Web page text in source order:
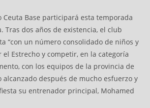
Ceuta Base participará esta temporada
Tras dos años de existencia, el club
“con un número consolidado de niños y
el Estrecho y competir, en la categoría
con los equipos de la provincia de
alcanzado después de mucho esfuerzo y
su entrenador principal, Mohamed